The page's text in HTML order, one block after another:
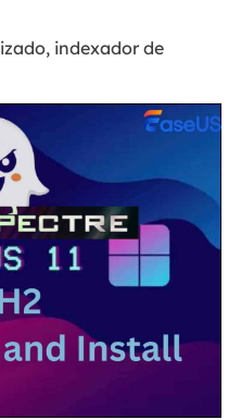
indexador de